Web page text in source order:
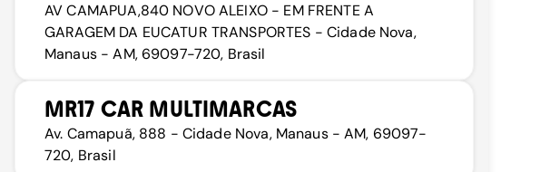
AV CAMAPUA,840 NOVO ALEIXO - EM FRENTE A
GARAGEM DA EUCATUR TRANSPORTES - Cidade Nova,
Manaus - AM, 69097-720, Brasil
MR17 CAR MULTIMARCAS
Av. Camapuã, 888 - Cidade Nova, Manaus - AM, 69097-
720, Brasil